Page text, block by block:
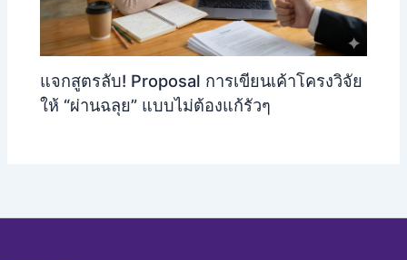
แจกสูตรลับ! Proposal การเขียนเค้าโครงวิจัย
ให้ “ผ่านฉลุย” แบบไม่ต้องแก้รัวๆ